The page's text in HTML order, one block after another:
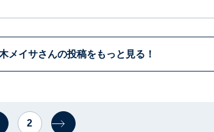
メイサさんの投稿をもっと見る！
2